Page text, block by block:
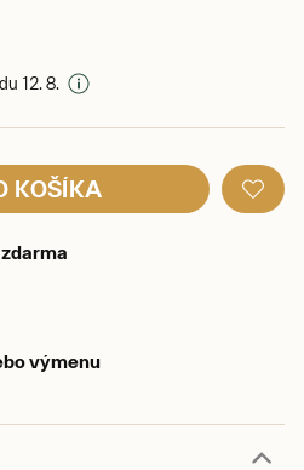
12. 8.
KOŠÍKA
výmenu